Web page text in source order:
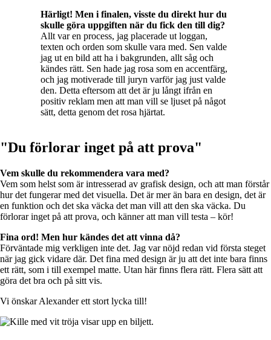
Härligt! Men i finalen, visste du direkt hur du
skulle göra uppgiften när du fick den till dig?
Allt var en process, jag placerade ut loggan,
texten och orden som skulle vara med. Sen valde
jag ut en bild att ha i bakgrunden, allt såg och
kändes rätt. Sen hade jag rosa som en accentfärg,
och jag motiverade till juryn varför jag just valde
den. Detta eftersom att det är ju långt ifrån en
positiv reklam men att man vill se ljuset på något
sätt, detta genom det rosa hjärtat.
"Du förlorar inget på att prova"
Vem skulle du rekommendera vara med?
Vem som helst som är intresserad av grafisk design, och att man förstår
hur det fungerar med det visuella. Det är mer än bara en design, det är
en funktion och det ska väcka det man vill att den ska väcka. Du
förlorar inget på att prova, och känner att man vill testa – kör!
Fina ord! Men hur kändes det att vinna då?
Förväntade mig verkligen inte det. Jag var nöjd redan vid första steget
när jag gick vidare där. Det fina med design är ju att det inte bara finns
ett rätt, som i till exempel matte. Utan här finns flera rätt. Flera sätt att
göra det bra och på sitt vis.
Vi önskar Alexander ett stort lycka till!